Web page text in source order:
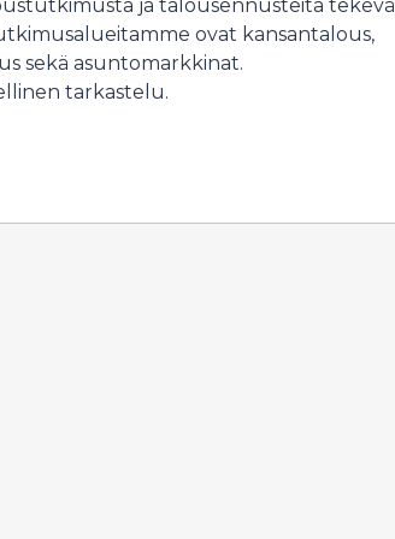
ja talousennusteita tekevä
ovat kansantalous,
sekä asuntomarkkinat.
tarkastelu.